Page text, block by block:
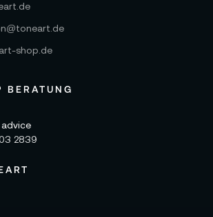
29,97; 1080p/30; 1080p/50;
1080p/60
59,94; 1080i/60
25; 2160p/29,97; 2160p/30;
59,94; 2160p/60
SMPTE 292M,
shop.de
BERATUNG
2839